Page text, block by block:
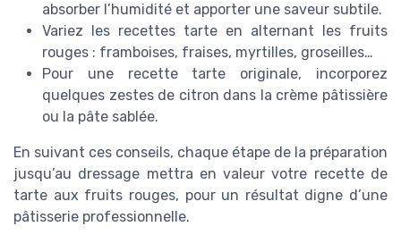
absorber l’humidité et apporter une saveur subtile.
Variez les recettes tarte en alternant les fruits
rouges : framboises, fraises, myrtilles, groseilles…
Pour une recette tarte originale, incorporez
quelques zestes de citron dans la crème pâtissière
ou la pâte sablée.
En suivant ces conseils, chaque étape de la préparation
jusqu’au dressage mettra en valeur votre recette de
tarte aux fruits rouges, pour un résultat digne d’une
pâtisserie professionnelle.